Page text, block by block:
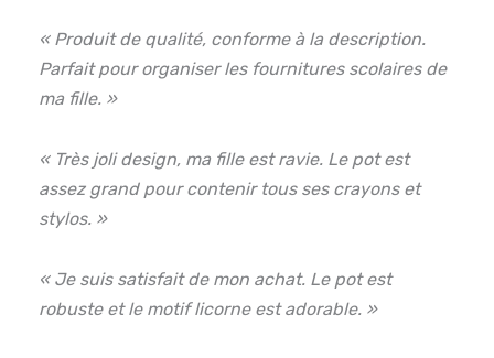
« Produit de qualité, conforme à la description.
Parfait pour organiser les fournitures scolaires de
ma fille. »
« Très joli design, ma fille est ravie. Le pot est
assez grand pour contenir tous ses crayons et
stylos. »
« Je suis satisfait de mon achat. Le pot est
robuste et le motif licorne est adorable. »